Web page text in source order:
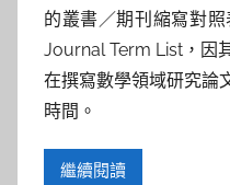
的叢書／期刊縮寫對
Journal Term List，因
在撰寫數學領域研究論
時間。
繼續閱讀